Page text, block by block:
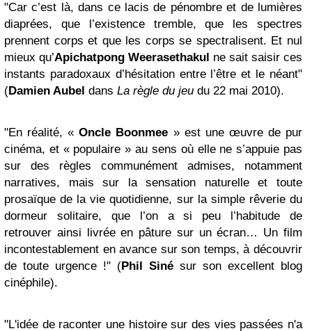
"Car c’est là, dans ce lacis de pénombre et de lumières
diaprées, que l’existence tremble, que les spectres
prennent corps et que les corps se spectralisent. Et nul
mieux qu’Apichatpong Weerasethakul ne sait saisir ces
instants paradoxaux d’hésitation entre l’être et le néant"
(Damien Aubel dans La règle du jeu du 22 mai 2010).
"En réalité, «Oncle Boonmee » est une œuvre de pur
cinéma, et « populaire » au sens où elle ne s’appuie pas
sur des règles communément admises, notamment
narratives, mais sur la sensation naturelle et toute
prosaïque de la vie quotidienne, sur la simple rêverie du
dormeur solitaire, que l’on a si peu l’habitude de
retrouver ainsi livrée en pâture sur un écran… Un film
incontestablement en avance sur son temps, à découvrir
de toute urgence !" (Phil Siné sur son excellent blog
cinéphile).
"L'idée de raconter une histoire sur des vies passées n'a